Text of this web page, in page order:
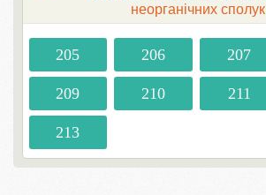
неорганічних сполук
205 206 207
209 210 211
213